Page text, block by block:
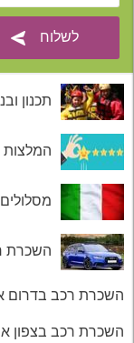
תכנון
המלצות
השכרת
השכרת רכב בדרום
השכרת רכב בצפון